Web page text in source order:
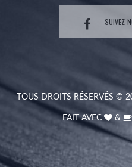
SUIVEZ-
TOUS DROITS RÉSERVÉS ©
FAIT AVEC &